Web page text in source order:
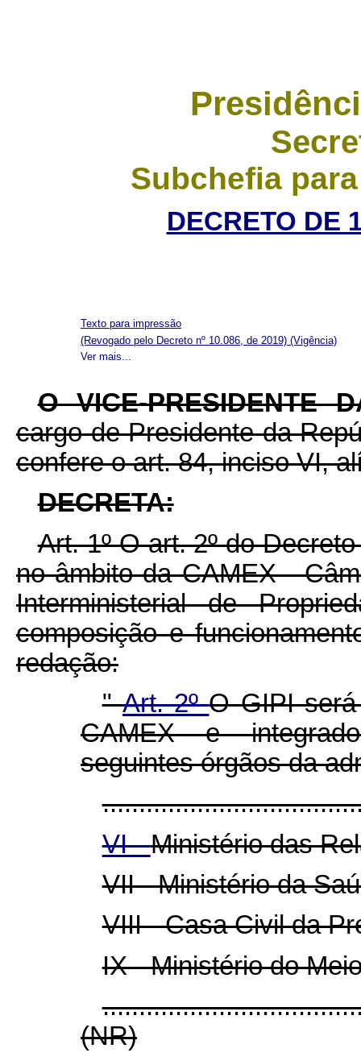
Subchefia
DECRETO DE
Texto para impressão
Ver mais...
(Revogado pelo Decreto nº 10.086, de 2019) (Vigência)
O VICE-PRESIDENTE
cargo de Presidente da
confere o art. 84, inciso VI,
DECRETA:
Art. 1º O art. 2º do
no âmbito da CAMEX -
Interministerial de
composição e
redação:
"Art. 2ºO GIPI
CAMEX e
seguintes órgãos da
VI -Ministério das
VII - Ministério da
VIII - Casa Civil da
IX - Ministério do
(NR)